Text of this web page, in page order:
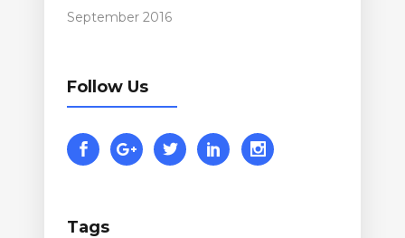
September 2016
Follow Us
Tags